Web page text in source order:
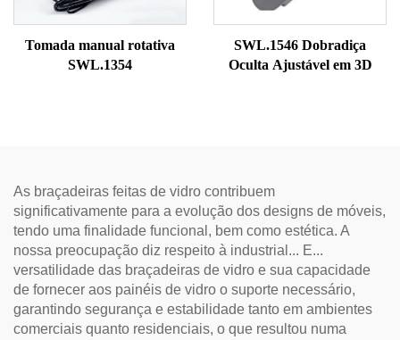
Tomada manual rotativa
SWL.1354
SWL.1546 Dobradiça
Oculta Ajustável em 3D
As braçadeiras feitas de vidro contribuem
significativamente para a evolução dos designs de móveis,
tendo uma finalidade funcional, bem como estética. A
nossa preocupação diz respeito à industrial... E...
versatilidade das braçadeiras de vidro e sua capacidade
de fornecer aos painéis de vidro o suporte necessário,
garantindo segurança e estabilidade tanto em ambientes
comerciais quanto residenciais, o que resultou numa